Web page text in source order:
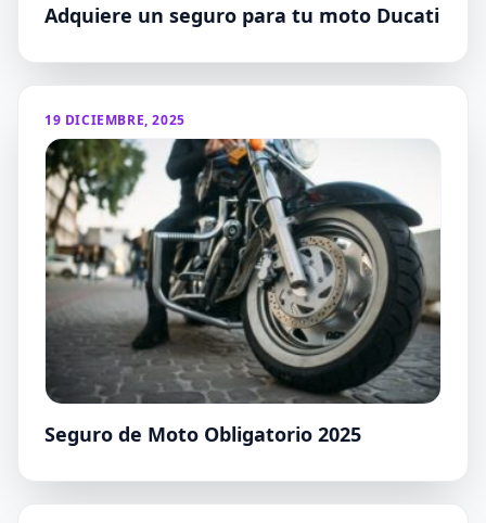
Adquiere un seguro para tu moto Ducati
19 DICIEMBRE, 2025
Seguro de Moto Obligatorio 2025